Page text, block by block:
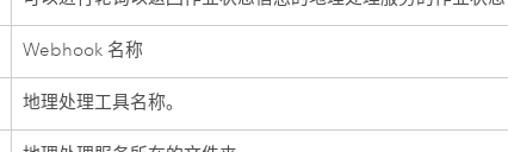
Webhook 名称
地理处理工具名称。